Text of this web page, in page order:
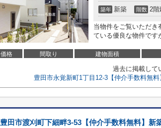
築年 新築 階数 2階
当物件をご覧いただき
ている優良な物件で
価格 間取り 建物面積
過去に掲載して
豊田市永覚新町1丁目12-3【仲介手数料無
豊田市渡刈町下細畔3-53【仲介手数料無料】新